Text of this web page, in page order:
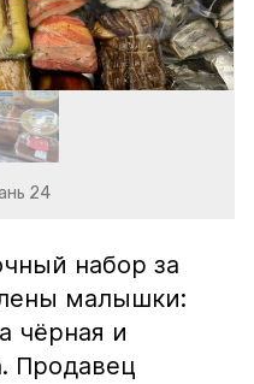
24
набор за
малышки:
чёрная и
Продавец